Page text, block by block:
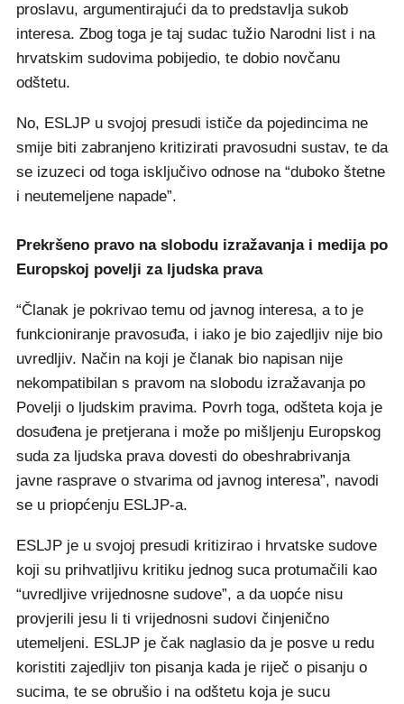
proslavu, argumentirajući da to predstavlja sukob
interesa. Zbog toga je taj sudac tužio Narodni list i na
hrvatskim sudovima pobijedio, te dobio novčanu
odštetu.
No, ESLJP u svojoj presudi ističe da pojedincima ne
smije biti zabranjeno kritizirati pravosudni sustav, te da
se izuzeci od toga isključivo odnose na “duboko štetne
i neutemeljene napade”.
Prekršeno pravo na slobodu izražavanja i medija po
Europskoj povelji za ljudska prava
“Članak je pokrivao temu od javnog interesa, a to je
funkcioniranje pravosuđa, i iako je bio zajedljiv nije bio
uvredljiv. Način na koji je članak bio napisan nije
nekompatibilan s pravom na slobodu izražavanja po
Povelji o ljudskim pravima. Povrh toga, odšteta koja je
dosuđena je pretjerana i može po mišljenju Europskog
suda za ljudska prava dovesti do obeshrabrivanja
javne rasprave o stvarima od javnog interesa”, navodi
se u priopćenju ESLJP-a.
ESLJP je u svojoj presudi kritizirao i hrvatske sudove
koji su prihvatljivu kritiku jednog suca protumačili kao
“uvredljive vrijednosne sudove”, a da uopće nisu
provjerili jesu li ti vrijednosni sudovi činjenično
utemeljeni. ESLJP je čak naglasio da je posve u redu
koristiti zajedljiv ton pisanja kada je riječ o pisanju o
sucima, te se obrušio i na odštetu koja je sucu